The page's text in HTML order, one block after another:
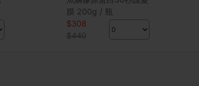
膜 200g / 瓶
$308
$440